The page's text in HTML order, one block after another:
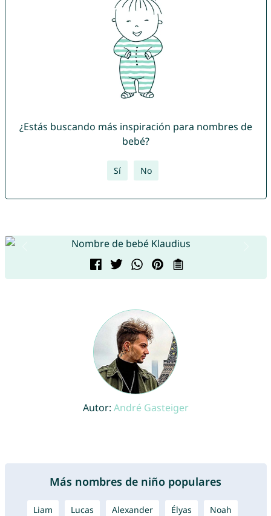
¿Estás buscando más inspiración para nombres de
bebé?
Sí No
Autor: André Gasteiger
Más nombres de niño populares
Liam Lucas Alexander Élyas Noah